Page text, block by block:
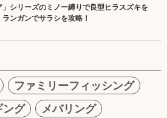
」シリーズのミノー縛りで良型ヒラスズキを
ンガンでサラシを攻略！
ファミリーフィッシング
ング
メバリング